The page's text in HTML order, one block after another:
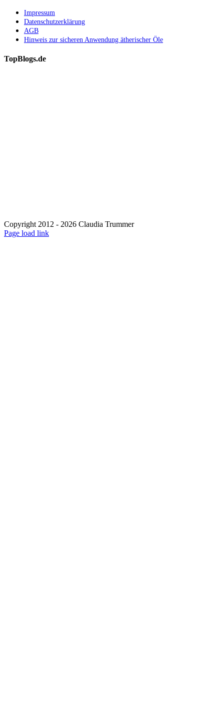
Impressum
Datenschutzerklärung
AGB
Hinweis zur sicheren Anwendung ätherischer Öle
TopBlogs.de
Copyright 2012 - 2026 Claudia Trummer
Page load link